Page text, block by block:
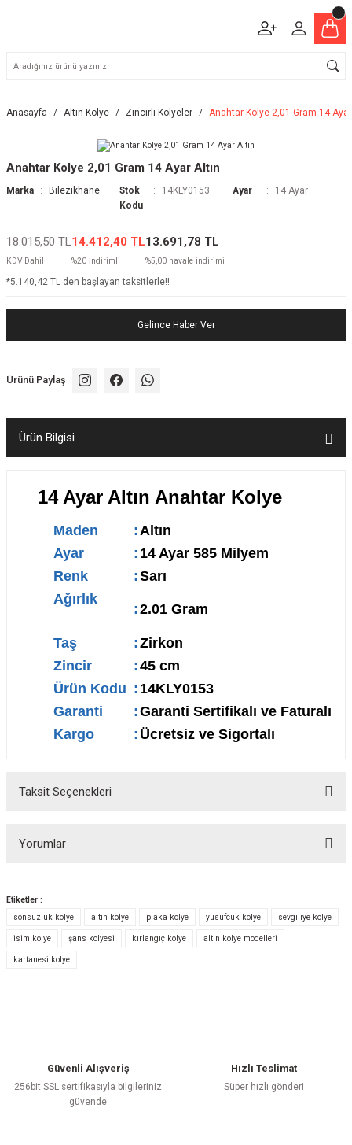
Anasayfa Altın Kolye Zincirli Kolyeler Anahtar Kolye 2,01 Gram 14 Ayar
Anahtar Kolye 2,01 Gram 14 Ayar Altın
Marka Bilezikhane
Stok
Kodu
14KLY0153 Ayar 14 Ayar
18.015,50 TL
KDV Dahil
14.412,40 TL
%20 İndirimli
13.691,78 TL
%5,00 havale indirimi
*5.140,42 TL den başlayan taksitlerle!!
Gelince Haber Ver
Ürünü Paylaş
Ürün Bilgisi
14 Ayar Altın Anahtar Kolye
Maden :Altın
Ayar
: 14 Ayar 585 Milyem
Renk
:Sarı
Ağırlık
:2.01 Gram
Taş :Zirkon
Zincir
:45 cm
Ürün Kodu : 14KLY0153
Garanti
:Garanti Sertifikalı ve Faturalı
Kargo
: Ücretsiz ve Sigortalı
Taksit Seçenekleri
Yorumlar
Bu ürüne ilk yorumu siz yapın!
Etiketler :
sonsuzluk kolye
altın kolye plaka kolye yusufcuk kolye sevgiliye kolye
isim kolye şans kolyesi kırlangıç kolye altın kolye modelleri
kartanesi kolye
Güvenli Alışveriş
256bit SSL sertifikasıyla bilgileriniz
güvende
Hızlı Teslimat
Süper hızlı gönderi